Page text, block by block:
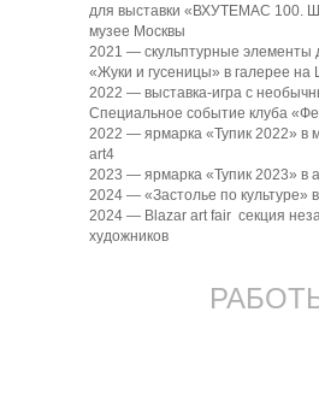
для выставки «ВХУТЕМАС 100.
музее Москвы
2021 — скульптурные элементы
«Жуки и гусеницы» в галерее на
2022 — выставка-игра с
Специальное событие клуба
2022 — ярмарка «Тупик 2022» в
art4
2023 — ярмарка «Тупик 2023» в
2024 — «Застолье по культуре»
2024 — Blazar art fair секция
художников
Договор-оферта
Лицензионное соглашение
art@elohovskiy.gallery
ИП ЯКОВЛЕВ АНДРЕЙ
ИНН 772577647283
ОГРН/ОГРНИП